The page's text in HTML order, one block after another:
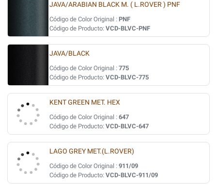
JAVA/ARABIAN BLACK M. ( L.ROVER ) PNF
Código de Color Original : PNF
Código de Producto: VCD-BLVC-PNF
JAVA/BLACK
Código de Color Original : 775
Código de Producto: VCD-BLVC-775
KENT GREEN MET. HEX
Código de Color Original : 647
Código de Producto: VCD-BLVC-647
LAGO GREY MET.(L.ROVER)
Código de Color Original : 911/09
Código de Producto: VCD-BLVC-911/09